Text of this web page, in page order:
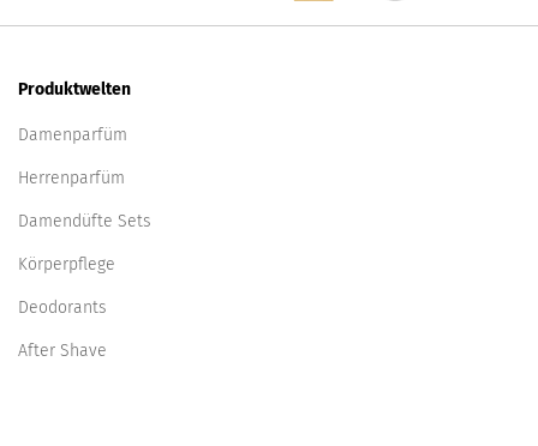
Produktwelten
Damenparfüm
Herrenparfüm
Damendüfte Sets
Körperpflege
Deodorants
After Shave